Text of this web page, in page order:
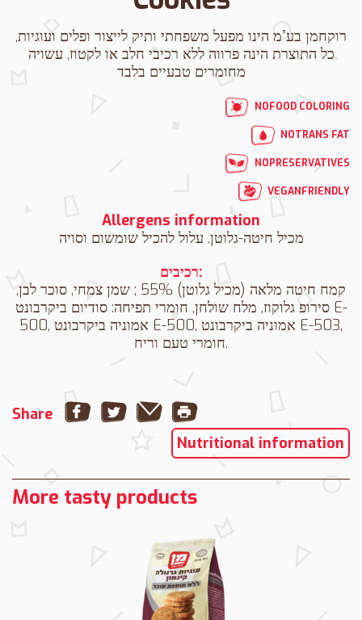
רוקחמן בע”מ הינו מפעל משפחתי ותיק לייצור ופלים ועוגיות,
כל התוצרת הינה פרווה ללא רכיבי חלב או לקטוז, עשויה
מחומרים טבעיים בלבד
NOFOOD COLORING
NOTRANS FAT
NOPRESERVATIVES
VEGANFRIENDLY
Allergens information
מכיל חיטה-גלוטן. עלול להכיל שומשום וסויה
רכיבים:
קמח חיטה מלאה (מכיל גלוטן) 55% ; שמן צמחי, סוכר לבן,
סירופ גלוקוז, מלח שולחן, חומרי תפיחה: סודיום ביקרבונט E-
500, אמוניה ביקרבונט E-500, אמוניה ביקרבונט E-503,
חומרי טעם וריח.
Share
Nutritional information
More tasty products